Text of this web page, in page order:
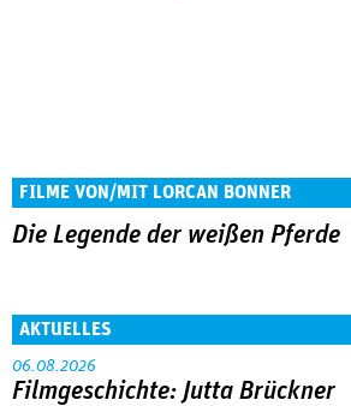
FILME VON/MIT LORCAN BONNER
Die Legende der weißen Pferde
AKTUELLES
06.08.2026
Filmgeschichte: Jutta Brückner